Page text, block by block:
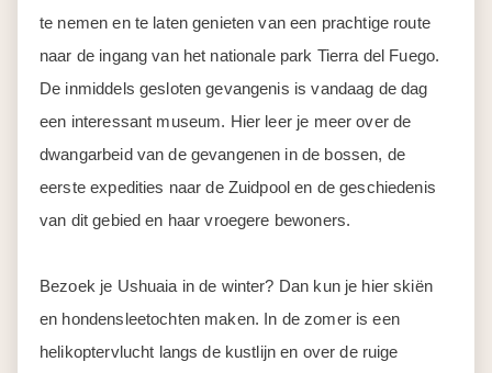
te nemen en te laten genieten van een prachtige route
naar de ingang van het nationale park Tierra del Fuego.
De inmiddels gesloten gevangenis is vandaag de dag
een interessant museum. Hier leer je meer over de
dwangarbeid van de gevangenen in de bossen, de
eerste expedities naar de Zuidpool en de geschiedenis
van dit gebied en haar vroegere bewoners.
Bezoek je Ushuaia in de winter? Dan kun je hier skiën
en hondensleetochten maken. In de zomer is een
helikoptervlucht langs de kustlijn en over de ruige